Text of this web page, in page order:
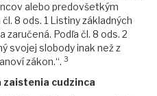
alebo predovšetkým
8 ods. 1 Listiny základných
zaručená. Podľa čl. 8 ods. 2
svojej slobody inak než z
zákon.“. 3
cudzinca